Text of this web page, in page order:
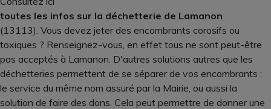
toutes les infos sur la déchetterie de Lamanon
(13113). Vous devez jeter des encombrants corosifs ou
toxiques ? Renseignez-vous, en effet tous ne sont peut-être
pas acceptés à Lamanon. D'autres solutions autres que les
déchetteries permettent de se séparer de vos encombrants :
le service du même nom assuré par la Mairie, ou aussi la
solution de faire des dons. Cela peut permettre de donner une